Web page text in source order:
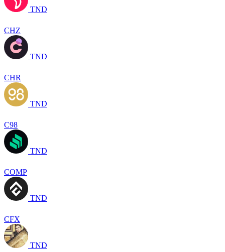
TND
CHZ
TND
CHR
TND
C98
TND
COMP
TND
CFX
TND